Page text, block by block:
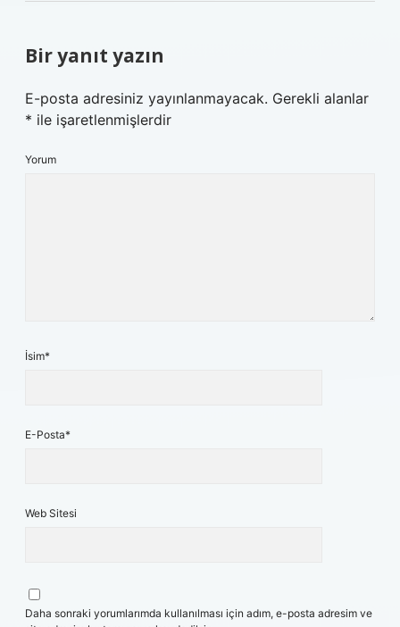
Bir yanıt yazın
E-posta adresiniz yayınlanmayacak. Gerekli alanlar
* ile işaretlenmişlerdir
Yorum
İsim*
E-Posta*
Web Sitesi
Daha sonraki yorumlarımda kullanılması için adım, e-posta adresim ve